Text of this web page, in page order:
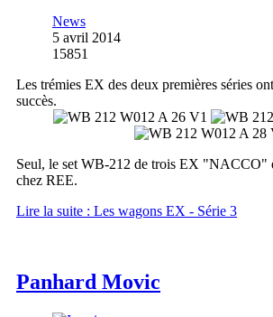
News
5 avril 2014
15851
Les trémies EX des deux premières séries
succès.
Seul, le set WB-212 de trois EX "NACCO"
chez REE.
Lire la suite : Les wagons EX - Série 3
Panhard Movic